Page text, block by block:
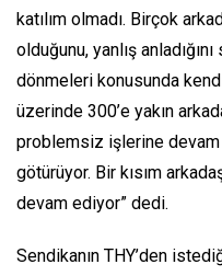
katılım olmadı. Birçok
olduğunu, yanlış
dönmeleri konusunda
üzerinde 300’e yakın
problemsiz işlerine
götürüyor. Bir kısım
devam ediyor” dedi.
Sendikanın THY’den